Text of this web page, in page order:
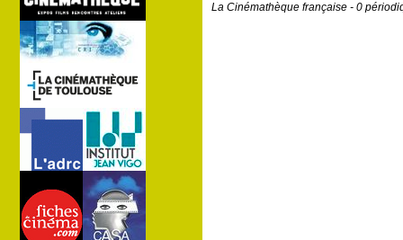
La Cinémathèque française - 0